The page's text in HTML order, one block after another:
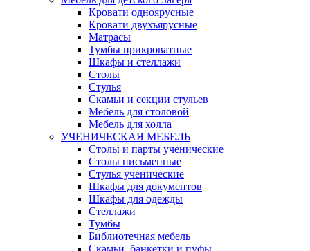
Кровати одноярусные
Кровати двухъярусные
Матрасы
Тумбы прикроватные
Шкафы и стеллажи
Столы
Стулья
Скамьи и секции стульев
Мебель для столовой
Мебель для холла
УЧЕНИЧЕСКАЯ МЕБЕЛЬ
Столы и парты ученические
Столы письменные
Стулья ученические
Шкафы для документов
Шкафы для одежды
Стеллажи
Тумбы
Библиотечная мебель
Скамьи, банкетки и пуфы